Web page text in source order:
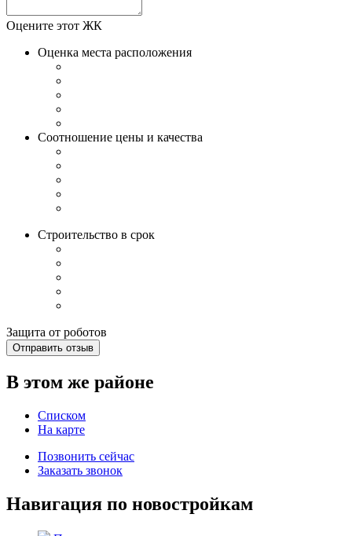
Оцените этот ЖК
Оценка места расположения
Соотношение цены и качества
Строительство в срок
Защита от роботов
Отправить отзыв
В этом же районе
Списком
На карте
Позвонить сейчас
Заказать звонок
Навигация по новостройкам